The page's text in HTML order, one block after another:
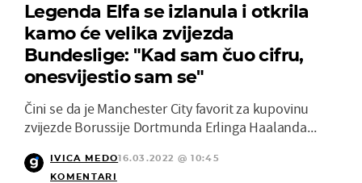
Legenda Elfa se izlanula i otkrila
kamo će velika zvijezda
Bundeslige: "Kad sam čuo cifru,
onesvijestio sam se"
Čini se da je Manchester City favorit za kupovinu
zvijezde Borussije Dortmunda Erlinga Haalanda...
IVICA MEDO16.03.2022 @ 10:45
KOMENTARI